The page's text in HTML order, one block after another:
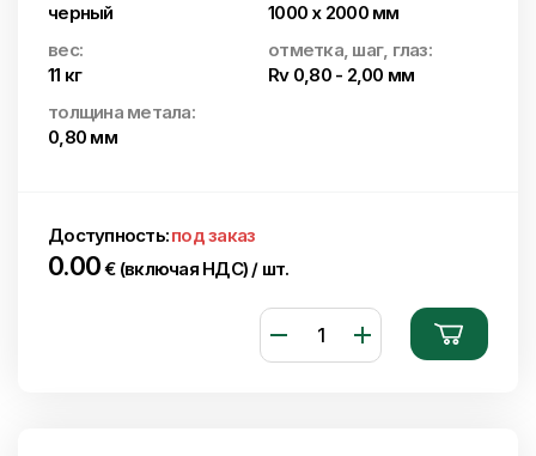
черный
1000 x 2000 мм
вес:
11 кг
отметка, шаг, глаз:
Rv 0,80 - 2,00 мм
толщина метала:
0,80 мм
Доступность:под заказ
0.00€ (включая НДС) / шт.